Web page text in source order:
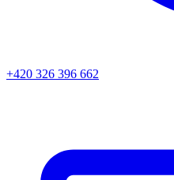
+420 326 396 662